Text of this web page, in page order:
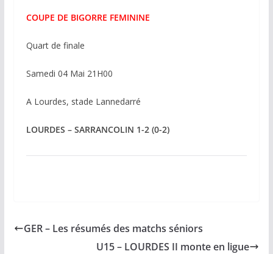
COUPE DE BIGORRE FEMININE
Quart de finale
Samedi 04 Mai 21H00
A Lourdes, stade Lannedarré
LOURDES – SARRANCOLIN 1-2 (0-2)
GER – Les résumés des matchs séniors
U15 – LOURDES II monte en ligue